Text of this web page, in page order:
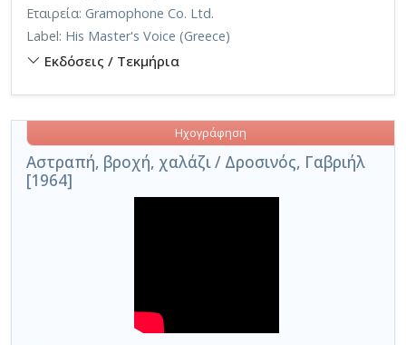
Εταιρεία: Gramophone Co. Ltd.
Label: His Master's Voice (Greece)
Εκδόσεις / Τεκμήρια
Αστραπή, βροχή, χαλάζι / Δροσινός, Γαβριήλ
[1964]
Ηχογράφηση